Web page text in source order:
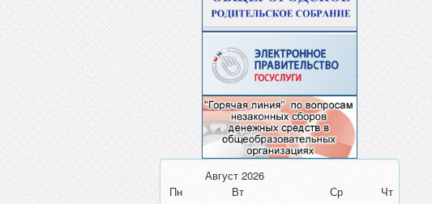
Август 2026
Пн
Вт Ср
Чт